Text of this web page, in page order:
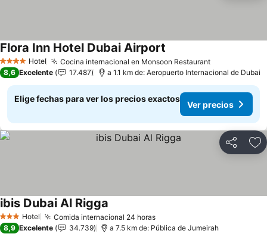
4 EstrellasHotel Cocina internacional en Monsoon RestaurantVer precios
Flora Inn Hotel Dubai Airport
8,6 Excelente 17.487 a 1.1 km de: Aeropuerto Internacional de Dubai
Elige fechas para ver los precios exactos
Ver precios
Compartir
3 Estrellas
Hotel Comida internacional 24 horasVer precios
ibis Dubai Al Rigga
8,9 Excelente 34.739 a 7.5 km de: Pública de Jumeirah